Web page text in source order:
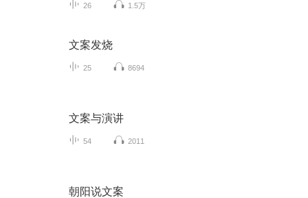
26 1.5万
文案发烧
25 8694
文案与演讲
54 2011
朝阳说文案